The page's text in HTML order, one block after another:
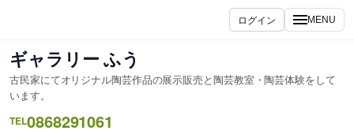
ス
キ
ッ
プ
ログイン MENU
ギャラリー ふう
古民家にてオリジナル陶芸作品の展示販売と陶芸教室・陶芸体験をして
います。
TEL0868291061